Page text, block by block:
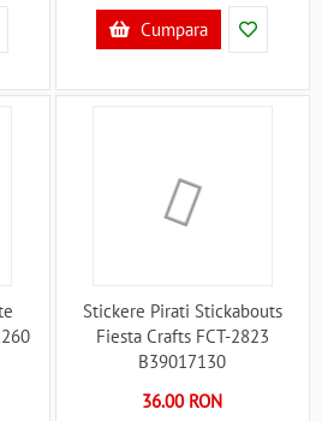
Cumpara
Stickere Pirati Stickabouts
Fiesta Crafts FCT-2823
B39017130
36.00 RON